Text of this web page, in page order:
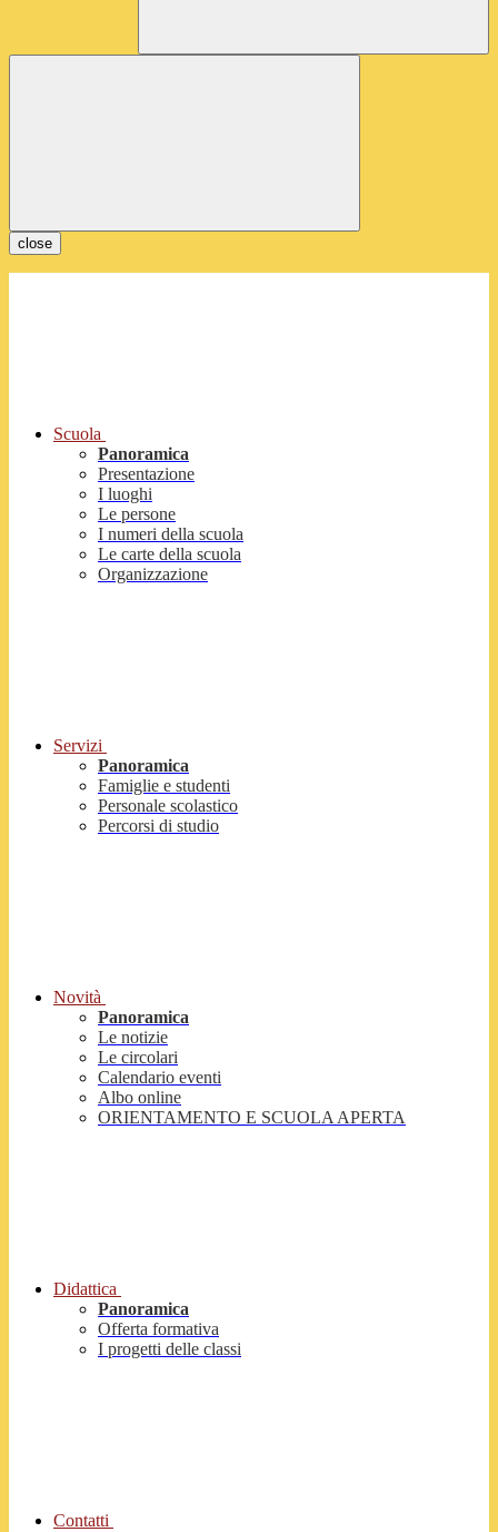
close
Scuola
Panoramica
Presentazione
I luoghi
Le persone
I numeri della scuola
Le carte della scuola
Organizzazione
Servizi
Panoramica
Famiglie e studenti
Personale scolastico
Percorsi di studio
Novità
Panoramica
Le notizie
Le circolari
Calendario eventi
Albo online
ORIENTAMENTO E SCUOLA APERTA
Didattica
Panoramica
Offerta formativa
I progetti delle classi
Contatti